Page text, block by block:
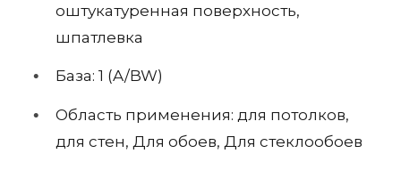
оштукатуренная поверхность,
шпатлевка
База: 1 (A/BW)
Область применения: для потолков,
для стен, Для обоев, Для стеклообоев